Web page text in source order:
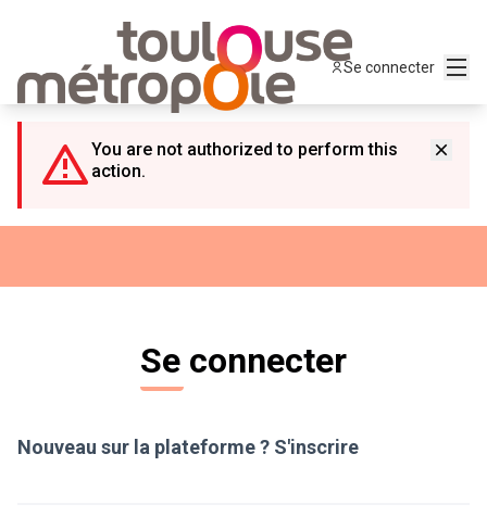
Se connecter
You are not authorized to perform this
action.
Se connecter
Nouveau sur la plateforme ? S'inscrire